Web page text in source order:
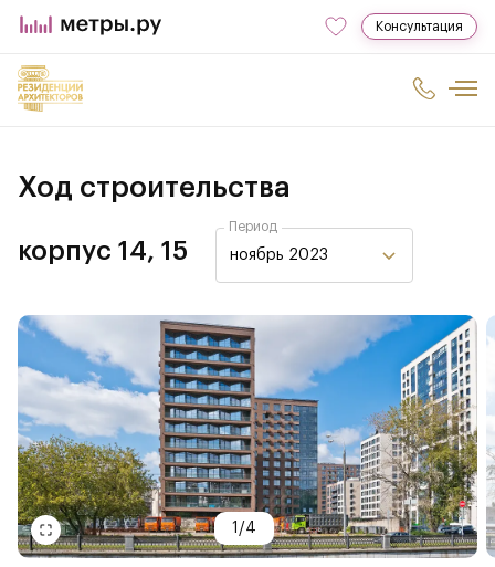
Консультация
Ход строительства
корпус 14, 15
Период
ноябрь 2023
1 /4